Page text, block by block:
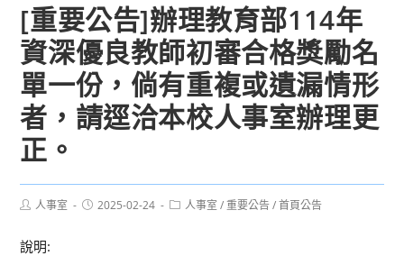
[重要公告]辦理教育部114年
資深優良教師初審合格獎勵名
單一份，倘有重複或遺漏情形
者，請逕洽本校人事室辦理更
正。
Post人事室
Post2025-02-24
Post人事室 / 重要公告 / 首頁公告
說明: